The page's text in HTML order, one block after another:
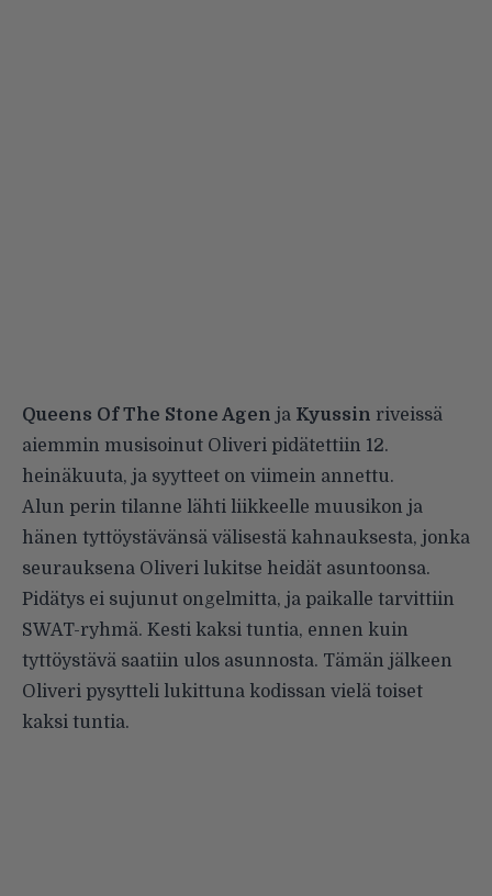
Queens Of The Stone Agen ja Kyussin riveissä
aiemmin musisoinut Oliveri pidätettiin 12.
heinäkuuta, ja syytteet on viimein annettu.
Alun perin tilanne lähti liikkeelle muusikon ja
hänen tyttöystävänsä välisestä kahnauksesta, jonka
seurauksena Oliveri lukitse heidät asuntoonsa.
Pidätys ei sujunut ongelmitta, ja paikalle tarvittiin
SWAT-ryhmä. Kesti kaksi tuntia, ennen kuin
tyttöystävä saatiin ulos asunnosta. Tämän jälkeen
Oliveri pysytteli lukittuna kodissan vielä toiset
kaksi tuntia.